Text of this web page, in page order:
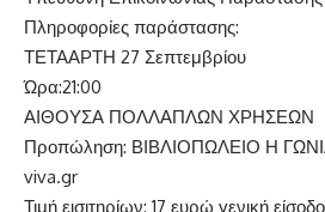
Πληροφορίες παράστασης:
ΤΕΤΑΑΡΤΗ 27 Σεπτεμβρίου
Ώρα:21:00
ΑΙΘΟΥΣΑ ΠΟΛΛΑΠΛΩΝ ΧΡΗΣΕΩΝ
Προπώληση: ΒΙΒΛΙΟΠΩΛΕΙΟ Η
viva.gr
Τιμή εισιτηρίων: 17 ευρώ γενική